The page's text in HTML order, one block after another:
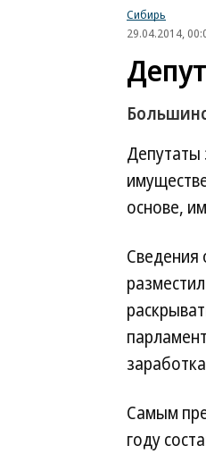
Сибирь
29.04.2014,
Депутаты
основе,
Сведения
Самым
году